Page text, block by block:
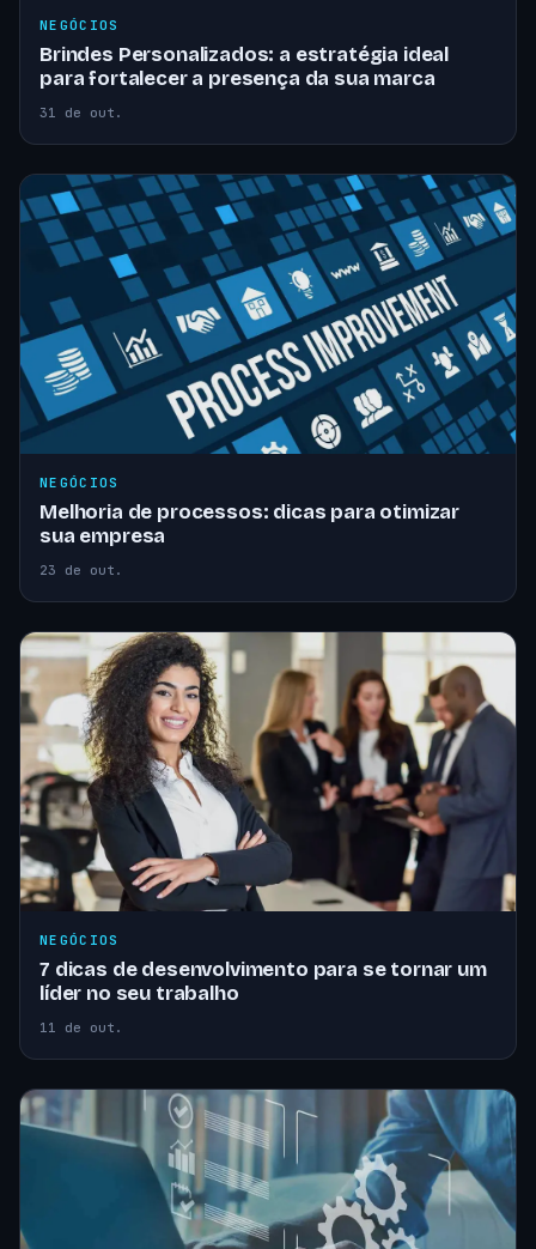
NEGÓCIOS
Brindes Personalizados: a estratégia ideal
para fortalecer a presença da sua marca
31 de out.
NEGÓCIOS
Melhoria de processos: dicas para otimizar
sua empresa
23 de out.
NEGÓCIOS
7 dicas de desenvolvimento para se tornar um
líder no seu trabalho
11 de out.